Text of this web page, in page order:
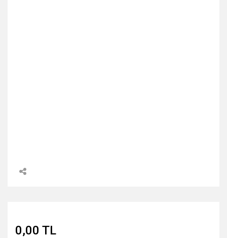
0,00 TL